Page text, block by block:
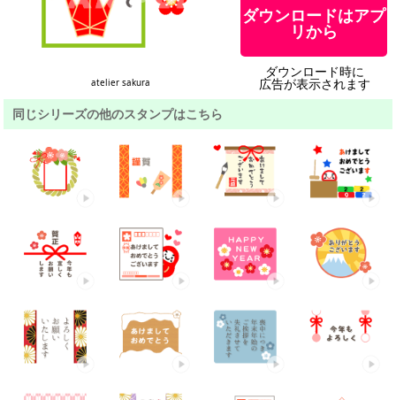
atelier sakura
ダウンロードはアプ
リから
ダウンロード時に
広告が表示されます
同じシリーズの他のスタンプはこちら